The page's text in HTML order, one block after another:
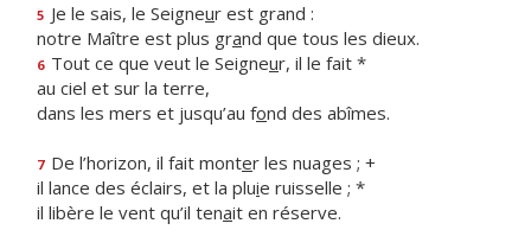
5 Je le sais, le Seigneur est grand :
notre Maître est plus grand que tous les dieux.
6 Tout ce que veut le Seigneur, il le fait *
au ciel et sur la terre,
dans les mers et jusqu’au fond des abîmes.
7 De l’horizon, il fait monter les nuages ; +
il lance des éclairs, et la pluie ruisselle ; *
il libère le vent qu’il tenait en réserve.